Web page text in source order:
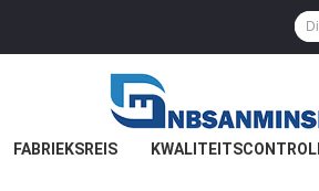
FABRIEKSREIS